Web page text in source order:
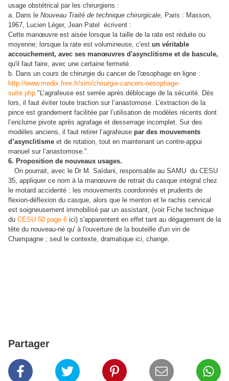
usage obstétrical par les chirurgiens :
a. Dans le Nouveau Traité de technique chirurgicale, Paris : Masson,
1967, Lucien Léger, ‎Jean Patel écrivent :
Cette manœuvre est aisée lorsque la taille de la rate est réduite ou
moyenne; lorsque la rate est volumineuse, c'est un véritable
accouchement, avec ses manœuvres d'asynclitisme et de bascule,
qu'il faut faire, avec une certaine fermeté.
b. Dans un cours de chirurgie du cancer de l'œsophage en ligne :
http://www.medix.free.fr/sim/chirurgie-cancers-oesophage-
suite.php "L’agrafeuse est serrée après déblocage de la sécurité. Dès
lors, il faut éviter toute traction sur l’anastomose. L’extraction de la
pince est grandement facilitée par l’utilisation de modèles récents dont
l’enclume pivote après agrafage et desserrage incomplet. Sur des
modèles anciens, il faut retirer l’agrafeuse par des mouvements
d’asynclitisme et de rotation, tout en maintenant un contre-appui
manuel sur l’anastomose.".
6. Proposition de nouveaux usages.
On pourrait, avec le Dr M. Saïdani, responsable au SAMU du CESU
35, appliquer ce nom à la manœuvre de retrait du casque intégral chez
le motard accidenté : les mouvements coordonnés et prudents de
flexion-déflexion du casque, alors que le menton et le rachis cervical
est soigneusement immobilisé par un assistant, (voir Fiche technique
du CESU 50 page 6 ici) s'apparentent en effet tant au dégagement de la
tête du nouveau-né qu' à l'ouverture de la bouteille d'un vin de
Champagne ; seul le contexte, dramatique ici, change.
Partager